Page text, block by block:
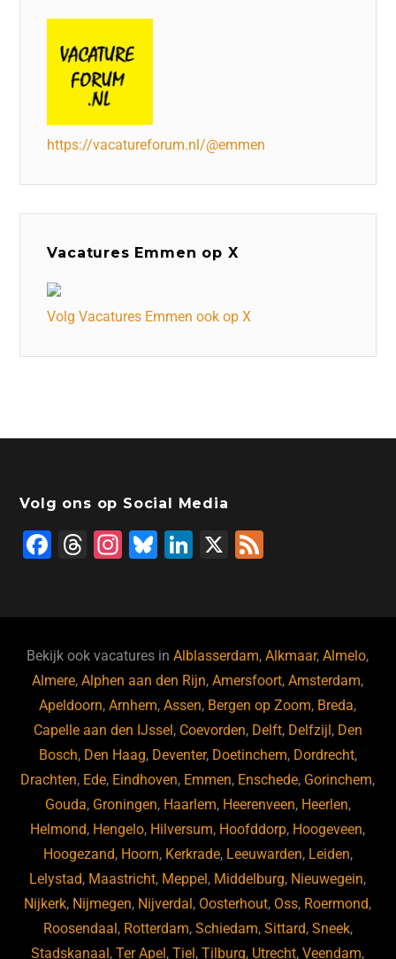
https://vacatureforum.nl/@emmen
Vacatures Emmen op X
Volg Vacatures Emmen ook op X
Volg ons op Social Media
F
b
o
o
k
T
d
s
In
a
m
Bl
ky
Li
dI
n
X
Bekijk ook vacatures inAlblasserdam,Alkmaar,Almelo,
Almere,Alphen aan den Rijn,Amersfoort,Amsterdam,
Apeldoorn,Arnhem,Assen, Bergen op Zoom, Breda,
Capelle aan den IJssel, Coevorden, Delft, Delfzijl, Den
Bosch, Den Haag, Deventer, Doetinchem, Dordrecht,
Drachten, Ede, Eindhoven, Emmen, Enschede, Gorinchem,
Gouda, Groningen, Haarlem, Heerenveen, Heerlen,
Helmond, Hengelo, Hilversum, Hoofddorp, Hoogeveen,
Hoogezand, Hoorn, Kerkrade, Leeuwarden, Leiden,
Lelystad, Maastricht, Meppel, Middelburg, Nieuwegein,
Nijkerk, Nijmegen, Nijverdal, Oosterhout, Oss, Roermond,
Roosendaal, Rotterdam, Schiedam, Sittard, Sneek,
Stadskanaal,Ter Apel,Tiel,Tilburg, Utrecht,Veendam,